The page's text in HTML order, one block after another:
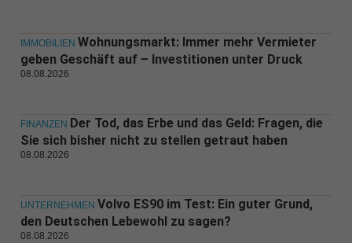
IMMOBILIEN Wohnungsmarkt: Immer mehr Vermieter
geben Geschäft auf – Investitionen unter Druck
08.08.2026
FINANZEN Der Tod, das Erbe und das Geld: Fragen, die
Sie sich bisher nicht zu stellen getraut haben
08.08.2026
UNTERNEHMEN Volvo ES90 im Test: Ein guter Grund,
den Deutschen Lebewohl zu sagen?
08.08.2026